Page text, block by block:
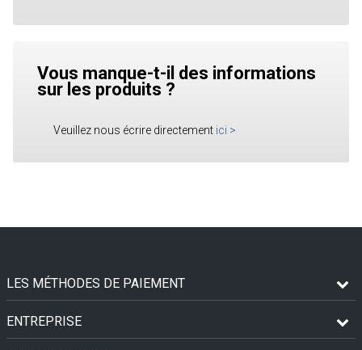
Vous manque-t-il des informations
sur les produits ?
Veuillez nous écrire directement ici >
LES MÉTHODES DE PAIEMENT
ENTREPRISE